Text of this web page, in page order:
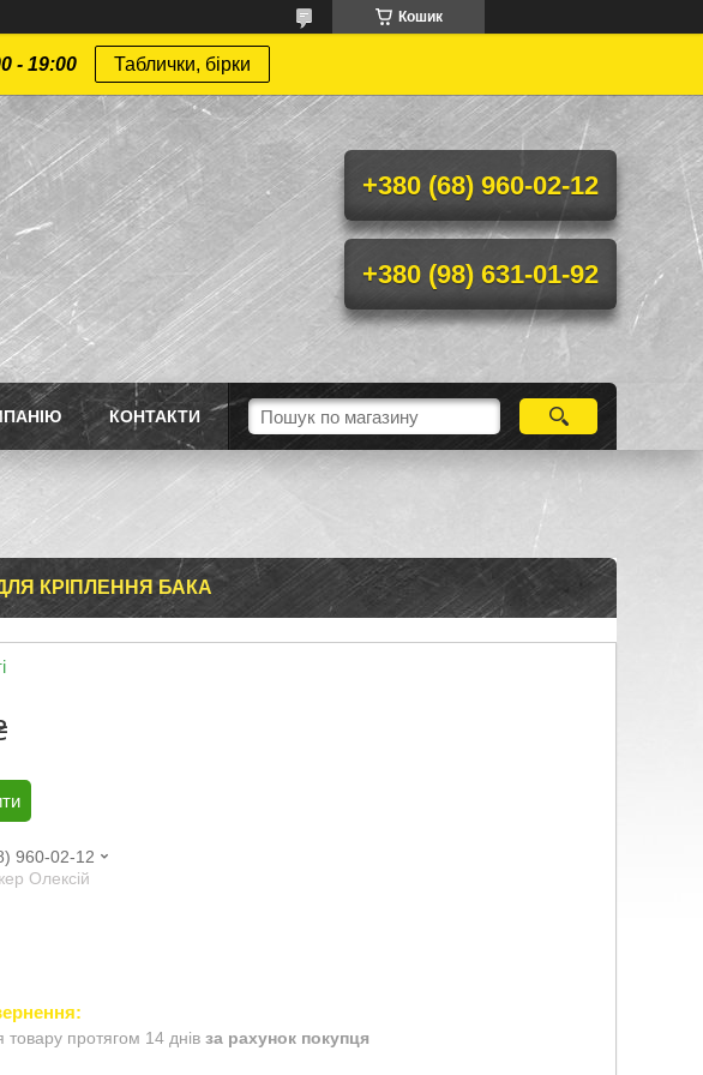
Кошик
- 19:00 Таблички, бірки
+380 (68) 960-02-12
+380 (98) 631-01-92
КОНТАКТИ
КРІПЛЕННЯ БАКА
960-02-12
Олексій
товару протягом 14 днів за рахунок покупця